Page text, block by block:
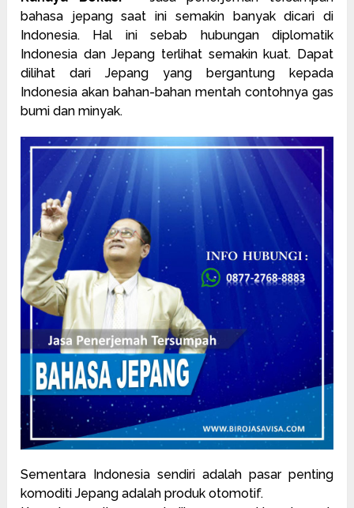
bahasa jepang saat ini semakin banyak dicari di
Indonesia. Hal ini sebab hubungan diplomatik
Indonesia dan Jepang terlihat semakin kuat. Dapat
dilihat dari Jepang yang bergantung kepada
Indonesia akan bahan-bahan mentah contohnya gas
bumi dan minyak.
Sementara Indonesia sendiri adalah pasar penting
komoditi Jepang adalah produk otomotif.